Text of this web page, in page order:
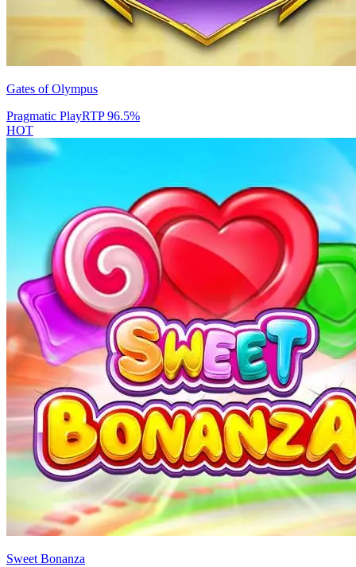
Gates of Olympus
Pragmatic PlayRTP96.5%
HOT
Sweet Bonanza